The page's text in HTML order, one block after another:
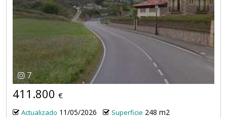
7
411.800 €
Actualizado 11/05/2026 Superficie 248 m2